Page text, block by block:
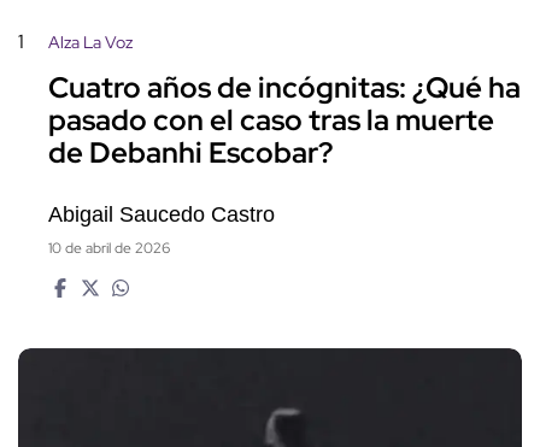
1 Alza La Voz
Cuatro años de incógnitas: ¿Qué ha
pasado con el caso tras la muerte
de Debanhi Escobar?
Abigail Saucedo Castro
10 de abril de 2026